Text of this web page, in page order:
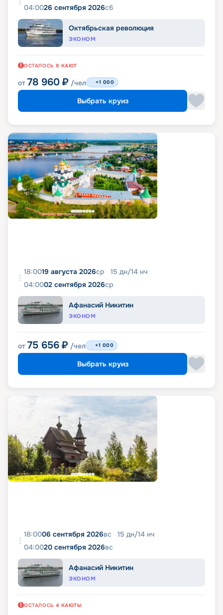
04:0026 сентября 2026сб
Октябрьская революция
ЭКОНОМ
ОСТАЛОСЬ 9 КАЮТ
от 78 960 ₽ /чел +1 000
Выбрать круиз
18:0019 августа 2026ср 15 дн/14 нч
04:0002 сентября 2026ср
Афанасий Никитин
ЭКОНОМ
от 75 656 ₽ /чел +1 000
Выбрать круиз
18:0006 сентября 2026вс 15 дн/14 нч
04:0020 сентября 2026вс
Афанасий Никитин
ЭКОНОМ
ОСТАЛОСЬ 4 КАЮТЫ